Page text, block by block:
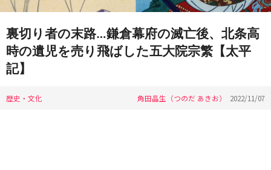
裏切り者の末路…鎌倉幕府の滅亡後、北条高
時の遺児を売り飛ばした五大院宗繁【太平
記】
歴史・文化 角田晶生（つのだ あきお） 2022/11/07